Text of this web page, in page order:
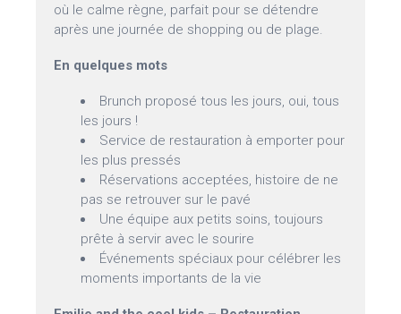
où le calme règne, parfait pour se détendre
après une journée de shopping ou de plage.
En quelques mots
Brunch proposé tous les jours, oui, tous
les jours !
Service de restauration à emporter pour
les plus pressés
Réservations acceptées, histoire de ne
pas se retrouver sur le pavé
Une équipe aux petits soins, toujours
prête à servir avec le sourire
Événements spéciaux pour célébrer les
moments importants de la vie